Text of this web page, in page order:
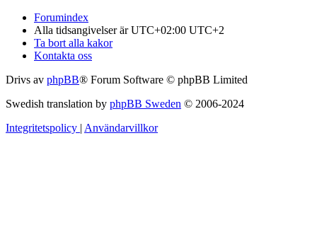
Forumindex
Alla tidsangivelser är UTC+02:00 UTC+2
Ta bort alla kakor
Kontakta oss
Drivs av phpBB® Forum Software © phpBB Limited
Swedish translation by phpBB Sweden © 2006-2024
Integritetspolicy | Användarvillkor